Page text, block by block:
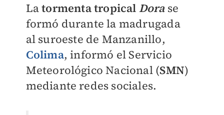
Latormenta tropical Dorase
formó durante la madrugada
al suroeste de Manzanillo,
Colima, informó el Servicio
Meteorológico Nacional (SMN)
mediante redes sociales.